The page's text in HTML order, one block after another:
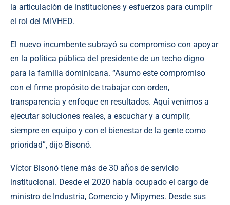
la articulación de instituciones y esfuerzos para cumplir
el rol del MIVHED.
El nuevo incumbente subrayó su compromiso con apoyar
en la política pública del presidente de un techo digno
para la familia dominicana. “Asumo este compromiso
con el firme propósito de trabajar con orden,
transparencia y enfoque en resultados. Aquí venimos a
ejecutar soluciones reales, a escuchar y a cumplir,
siempre en equipo y con el bienestar de la gente como
prioridad”, dijo Bisonó.
Víctor Bisonó tiene más de 30 años de servicio
institucional. Desde el 2020 había ocupado el cargo de
ministro de Industria, Comercio y Mipymes. Desde sus